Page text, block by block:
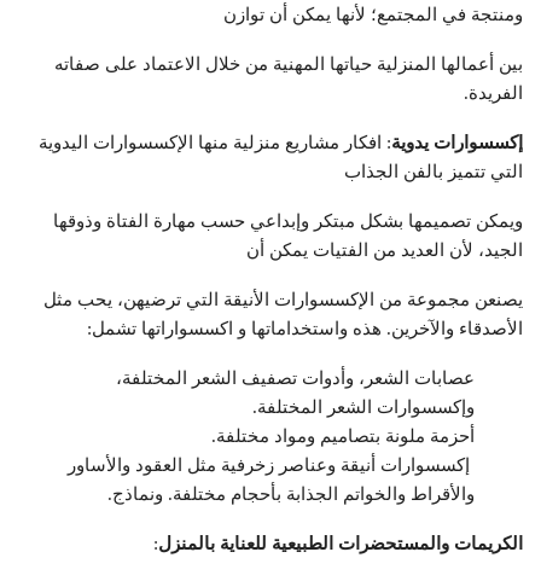
ومنتجة في المجتمع؛ لأنها يمكن أن توازن
بين أعمالها المنزلية حياتها المهنية من خلال الاعتماد على صفاته
الفريدة.
إكسسوارات يدوية: افكار مشاريع منزلية منها الإكسسوارات اليدوية
التي تتميز بالفن الجذاب
ويمكن تصميمها بشكل مبتكر وإبداعي حسب مهارة الفتاة وذوقها
الجيد، لأن العديد من الفتيات يمكن أن
يصنعن مجموعة من الإكسسوارات الأنيقة التي ترضيهن، يحب مثل
الأصدقاء والآخرين. هذه واستخداماتها و اكسسواراتها تشمل:
عصابات الشعر، وأدوات تصفيف الشعر المختلفة،
وإكسسوارات الشعر المختلفة.
أحزمة ملونة بتصاميم ومواد مختلفة.
إكسسوارات أنيقة وعناصر زخرفية مثل العقود والأساور
والأقراط والخواتم الجذابة بأحجام مختلفة. ونماذج.
الكريمات والمستحضرات الطبيعية للعناية بالمنزل: